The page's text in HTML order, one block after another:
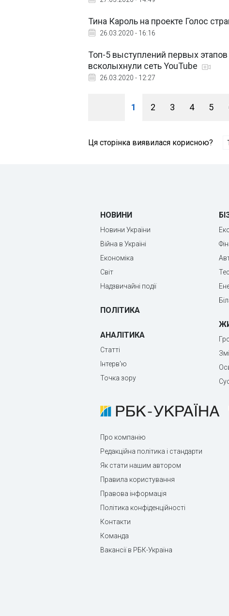
Тина Кароль на проекте Голос
26.03.2020 - 16:16
Топ-5 выступлений первых
всколыхнули сеть YouTube
26.03.2020 - 12:27
1 2 3 4 5
Ця сторінка виявилася корисною?
НОВИНИ
Новини України
Війна в Україні
Економіка
Світ
Надзвичайні події
ПОЛІТИКА
АНАЛІТИКА
Статті
Інтерв'ю
Точка зору
Про компанію
Редакційна політика і стандарти
Як стати нашим автором
Правила користування
Правова інформація
Політика конфіденційності
Контакти
Команда
Вакансії в РБК-Україна